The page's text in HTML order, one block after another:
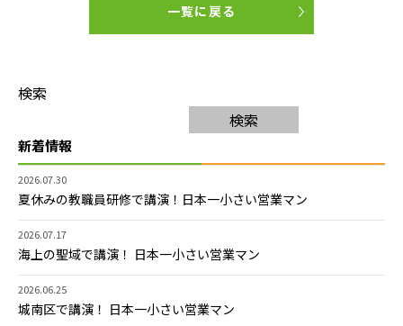
一覧に戻る
検索
検索
新着情報
2026.07.30
夏休みの教職員研修で講演！日本一小さい営業マン
2026.07.17
海上の聖域で講演！ 日本一小さい営業マン
2026.06.25
城南区で講演！ 日本一小さい営業マン